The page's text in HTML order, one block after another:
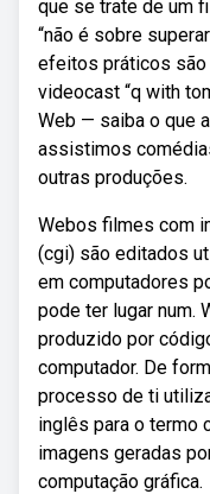
que se trate de um
“não é sobre
efeitos práticos são
videocast “q with
Web — saiba o que
assistimos
outras produções.
Webos filmes com
(cgi) são editados
em computadores
pode ter lugar num.
produzido por
computador. De
processo de ti
inglês para o termo
imagens geradas
computação gráfica.